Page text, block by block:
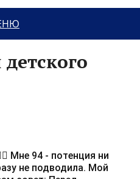
Мне 94 - потенция ни
не подводила. Мой